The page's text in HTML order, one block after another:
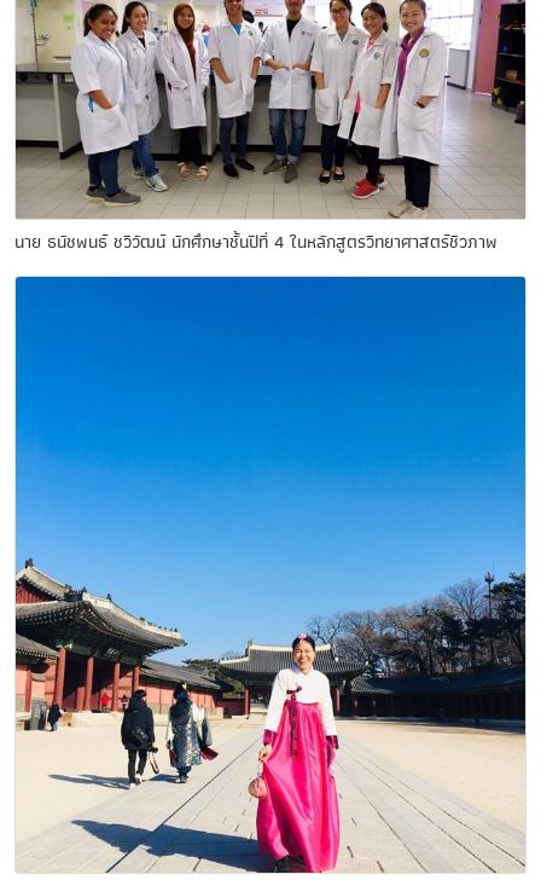
นาย ธนัชพนธ์ ชวิวัฒน์ นักศึกษาชั้นปีที่ 4 ในหลักสูตรวิทยาศาสตร์ชีวภาพ